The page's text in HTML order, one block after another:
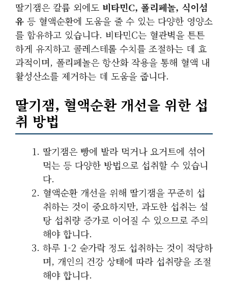
딸기잼은 칼륨 외에도 비타민C, 폴리페놀, 식이섬
유 등 혈액순환에 도움을 줄 수 있는 다양한 영양소
를 함유하고 있습니다. 비타민C는 혈관벽을 튼튼
하게 유지하고 콜레스테롤 수치를 조절하는 데 효
과적이며, 폴리페놀은 항산화 작용을 통해 혈액 내
활성산소를 제거하는 데 도움을 줍니다.
딸기잼, 혈액순환 개선을 위한 섭
취 방법
딸기잼은 빵에 발라 먹거나 요거트에 섞어
먹는 등 다양한 방법으로 섭취할 수 있습니
다.
혈액순환 개선을 위해 딸기잼을 꾸준히 섭
취하는 것이 중요하지만, 과도한 섭취는 설
탕 섭취량 증가로 이어질 수 있으므로 주의
해야 합니다.
하루 1-2 숟가락 정도 섭취하는 것이 적당하
며, 개인의 건강 상태에 따라 섭취량을 조절
해야 합니다.